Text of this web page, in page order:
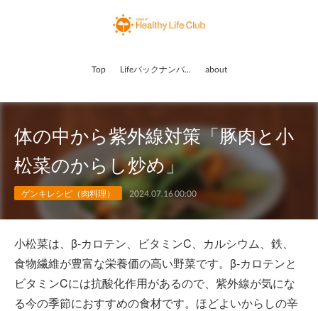
Top Lifeバックナンバー about
体の中から紫外線対策「豚肉と小
松菜のからし炒め」
ゲンキレシピ（肉料理） 2024.07.16 00:00
小松菜は、β-カロテン、ビタミンC、カルシウム、鉄、
食物繊維が豊富な栄養価の高い野菜です。β-カロテンと
ビタミンCには抗酸化作用があるので、紫外線が気にな
る今の季節におすすめの食材です。ほどよいからしの辛